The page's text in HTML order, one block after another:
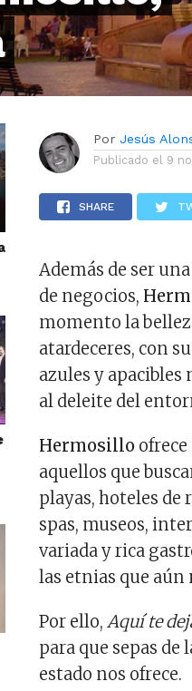
Por Jesús
Publicado el 9
SHARE
Además de ser
de negocios,
momento la
atardeceres, con
azules y
al deleite del
Hermosillo
aquellos que
playas, hoteles
spas, museos,
variada y rica
las etnias que
Por ello,Aquí te
para que sepas
estado nos ofrece.